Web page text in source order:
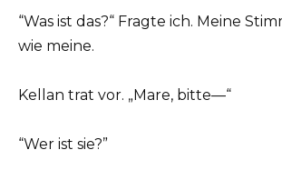
“Was ist das?“ Fragte ich. Meine
wie meine.
Kellan trat vor. „Mare, bitte—“
“Wer ist sie?”